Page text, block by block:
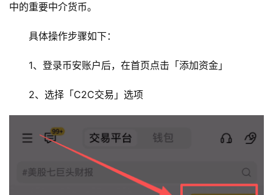
中的重要中介货币。
具体操作步骤如下：
1、登录币安账户后，在首页点击「添加资金」
2、选择「C2C交易」选项